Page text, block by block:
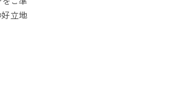
立地